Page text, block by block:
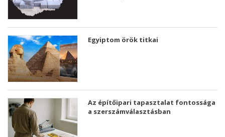
Egyiptom örök titkai
Az építőipari tapasztalat fontossága
a szerszámválasztásban